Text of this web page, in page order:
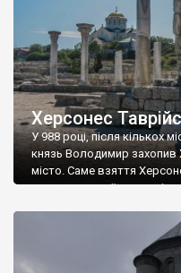
Херсонес
У 988 році, після кількох
князь Володимир захопив
місто. Саме взяття
диктувати свої умови
Херсонесі Володимир-
А потім було Хрещення